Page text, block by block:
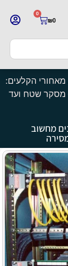
₪0
0
מאחורי הקלעים:
מסקר שטח ועד
מחשוב